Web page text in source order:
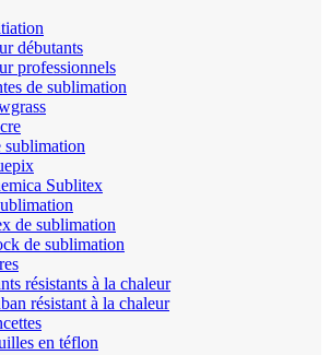
débutants
professionnels
de sublimation
sublimation
Sublitex
de sublimation
de sublimation
résistants à la chaleur
résistant à la chaleur
en téflon